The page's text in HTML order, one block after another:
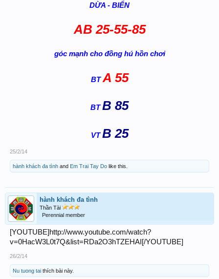
DỪA - BIỂN
AB 25-55-85
góc mạnh cho đồng hú hồn chơi
BTA 55
BTB 85
VTB 25
25/2/14
hành khách đa tình and Em Trai Tay Do like this.
hành khách đa tình
Thần Tài
Perennial member
[YOUTUBE]http://www.youtube.com/watch?
v=0HacW3L0t7Q&list=RDa2O3hTZEHAI[/YOUTUBE]
26/2/14
Nu tuong tai thích bài này.